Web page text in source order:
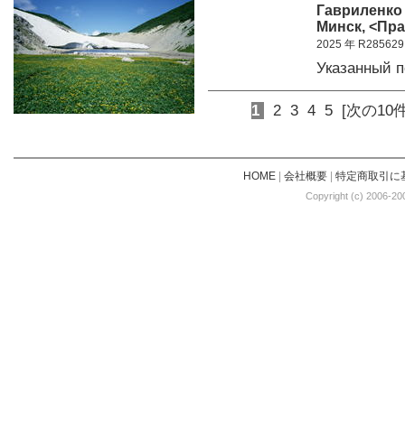
Гавриленко
Минск,
2025 年 R285629
Указанный
1 2 3 4 5 [次の10
HOME| 会社概要| 特定商取引に
Copyright (c) 2006-